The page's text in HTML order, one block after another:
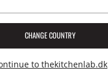
EXXENT
CHANGE COUNTRY
to thekitchenlab.dk